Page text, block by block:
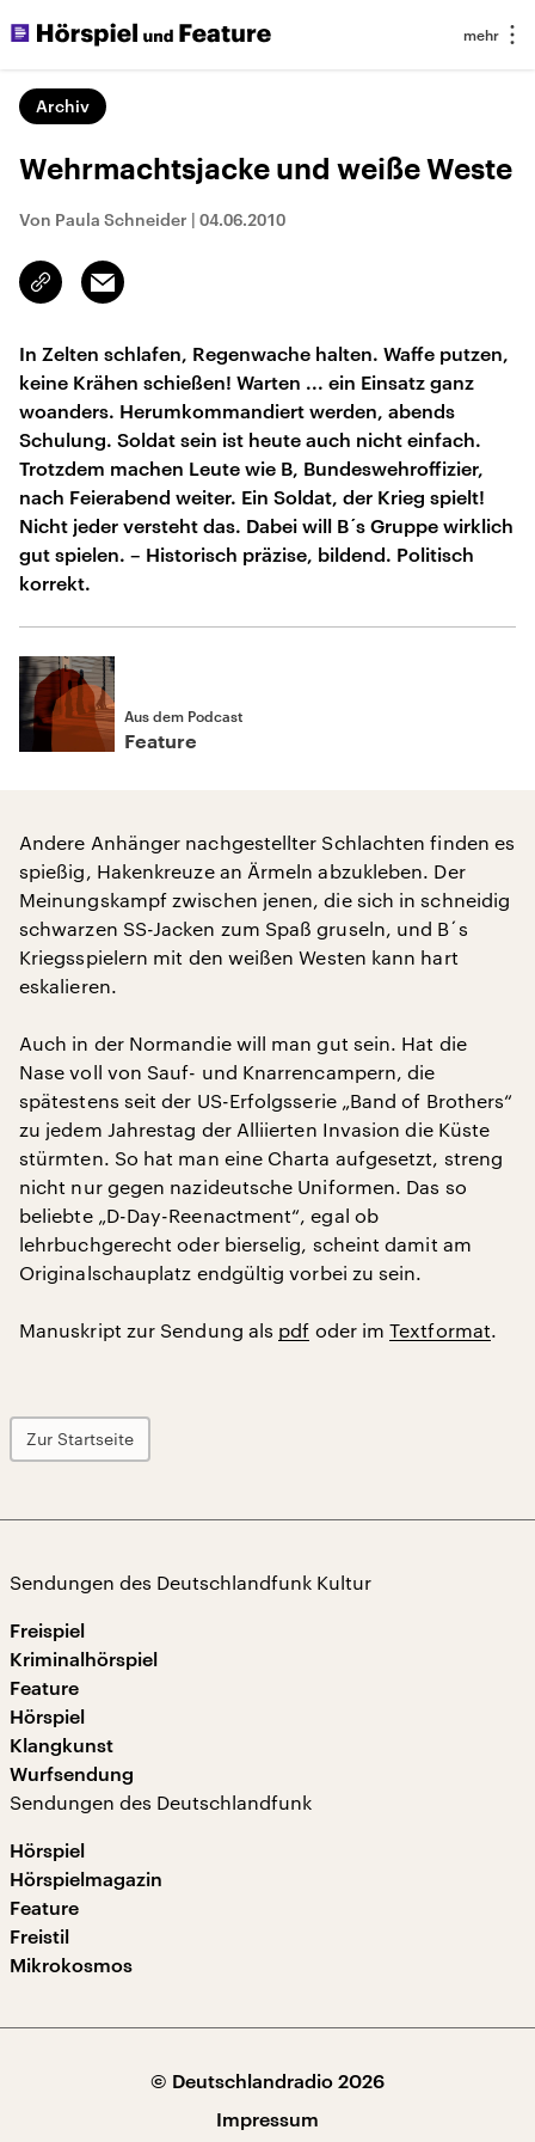
Archiv
Wehrmachtsjacke und weiße Weste
Von Paula Schneider | 04.06.2010
Link
kopieren/teilen
Email
In Zelten schlafen, Regenwache halten. Waffe putzen,
keine Krähen schießen! Warten ... ein Einsatz ganz
woanders. Herumkommandiert werden, abends
Schulung. Soldat sein ist heute auch nicht einfach.
Trotzdem machen Leute wie B, Bundeswehroffizier,
nach Feierabend weiter. Ein Soldat, der Krieg spielt!
Nicht jeder versteht das. Dabei will B´s Gruppe wirklich
gut spielen. – Historisch präzise, bildend. Politisch
korrekt.
Aus dem Podcast
Feature
Andere Anhänger nachgestellter Schlachten finden es
spießig, Hakenkreuze an Ärmeln abzukleben. Der
Meinungskampf zwischen jenen, die sich in schneidig
schwarzen SS-Jacken zum Spaß gruseln, und B´s
Kriegsspielern mit den weißen Westen kann hart
eskalieren.
Auch in der Normandie will man gut sein. Hat die
Nase voll von Sauf- und Knarrencampern, die
spätestens seit der US-Erfolgsserie „Band of Brothers“
zu jedem Jahrestag der Alliierten Invasion die Küste
stürmten. So hat man eine Charta aufgesetzt, streng
nicht nur gegen nazideutsche Uniformen. Das so
beliebte „D-Day-Reenactment“, egal ob
lehrbuchgerecht oder bierselig, scheint damit am
Originalschauplatz endgültig vorbei zu sein.
Manuskript zur Sendung als pdf oder imTextformat.
Zur Startseite
Sendungen des Deutschlandfunk Kultur
Freispiel
Kriminalhörspiel
Feature
Hörspiel
Klangkunst
Wurfsendung
Sendungen des Deutschlandfunk
Hörspiel
Hörspielmagazin
Feature
Freistil
Mikrokosmos
© Deutschlandradio 2026
Impressum